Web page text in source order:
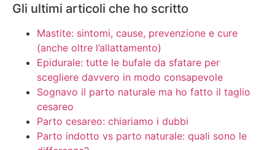
Gli ultimi articoli che ho scritto
Mastite: sintomi, cause, prevenzione e cure
(anche oltre l’allattamento)
Epidurale: tutte le bufale da sfatare per
scegliere davvero in modo consapevole
Sognavo il parto naturale ma ho fatto il taglio
cesareo
Parto cesareo: chiariamo i dubbi
Parto indotto vs parto naturale: quali sono le